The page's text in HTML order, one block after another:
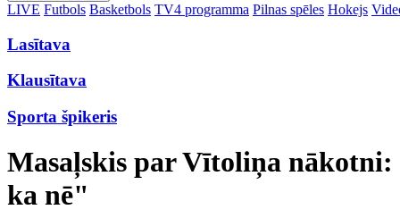
LIVE Futbols Basketbols TV4 programma Pilnas spēles Hokejs
Lasītava
Klausītava
Sporta špikeris
Masaļskis par Vītoliņa
ka nē"